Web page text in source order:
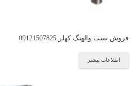
فروش بست والهنگ کهلر 09121507825
اطلاعات بیشتر